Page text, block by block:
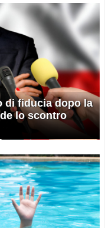
di fiducia dopo la
lo scontro